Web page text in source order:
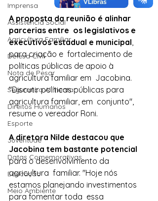
Imprensa
Assistência Social
Agricultura Familiar
Defesa Civil
Nota de Pesar
Segurança Alimentar
Direitos Humanos
Esporte
Juventude
Datas Comemorativas
Educação
Meio Ambiente
A proposta da reunião é alinhar
parcerias entre  os legislativos e
executivos estadual e municipal,
para criação e  fortalecimento de
políticas públicas de apoio à
agricultura familiar em  Jacobina.
"Discutir políticas públicas para
agricultura familiar, em  conjunto",
resume o vereador Roni.
A diretora Nilde destacou que
Jacobina tem bastante potencial
para o desenvolvimento da
agricultura  familiar. "Hoje nós
estamos planejando investimentos
para fomentar toda  essa